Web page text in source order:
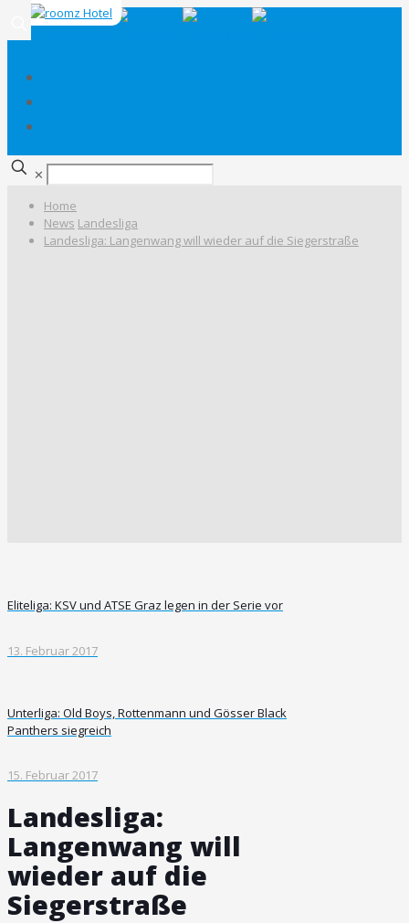
✕
Home
News Landesliga
Landesliga: Langenwang will wieder auf die Siegerstraße
Eliteliga: KSV und ATSE Graz legen in der Serie vor
13. Februar 2017
Unterliga: Old Boys, Rottenmann und Gösser Black
Panthers siegreich
15. Februar 2017
Landesliga:
Langenwang will
wieder auf die
Siegerstraße